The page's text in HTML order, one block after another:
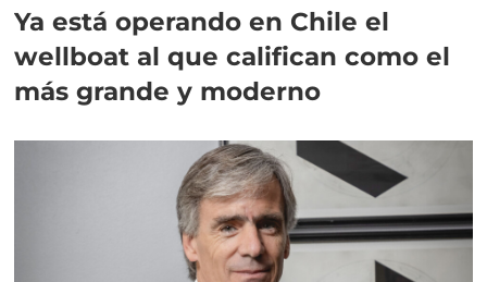
Ya está operando en Chile el
wellboat al que califican como el
más grande y moderno